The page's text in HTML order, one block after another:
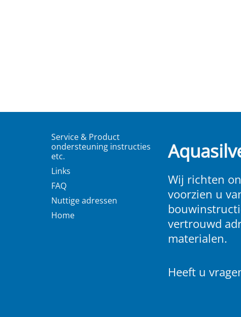
Service & Product
ondersteuning instructies
etc.
Links
FAQ
Nuttige adressen
Home
Wij richten
voorzien u
vertrouwd
materialen.
Heeft u